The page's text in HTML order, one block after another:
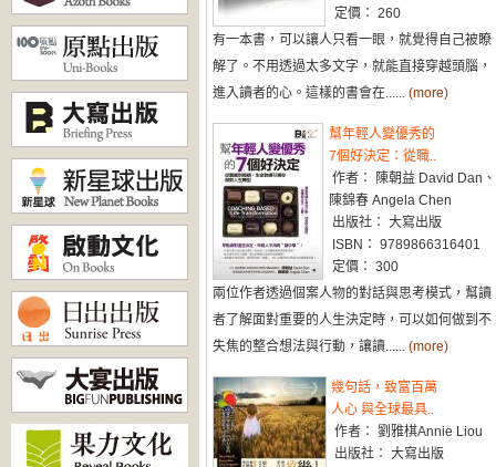
定價： 260
有一本書，可以讓人只看一眼，就覺得自己被瞭
解了。不用透過太多文字，就能直接穿越頭腦，
進入讀者的心。這樣的書會在...... (more)
幫年輕人變優秀的
7個好決定：從職..
作者： 陳朝益 David Dan、
陳錦春 Angela Chen
出版社： 大寫出版
ISBN： 9789866316401
定價： 300
兩位作者透過個案人物的對話與思考模式，幫讀
者了解面對重要的人生決定時，可以如何做到不
失焦的整合想法與行動，讓讀...... (more)
幾句話，致富百萬
人心 與全球最具..
作者： 劉雅棋Annie Liou
出版社： 大寫出版